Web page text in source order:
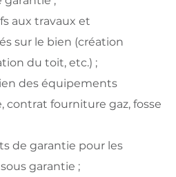
aux travaux et
sur le bien (création
du toit, etc.) ;
des équipements
contrat fourniture gaz, fosse
de garantie pour les
garantie ;